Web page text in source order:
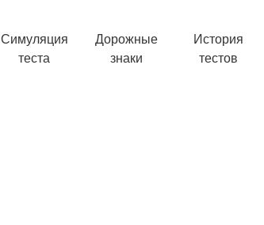
Симуляция
теста
Дорожные
знаки
История
тестов